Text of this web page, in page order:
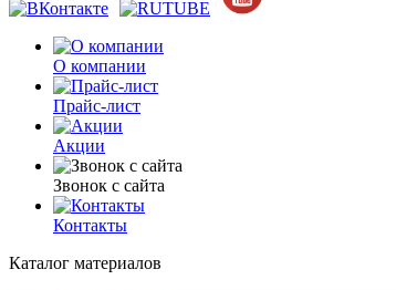
О компании
Прайс-лист
Акции
Звонок с сайта
Контакты
Каталог материалов